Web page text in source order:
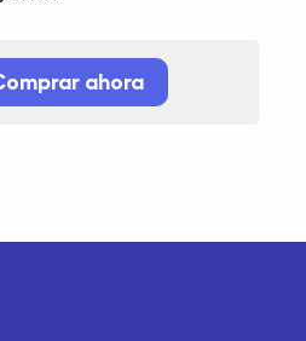
ahora